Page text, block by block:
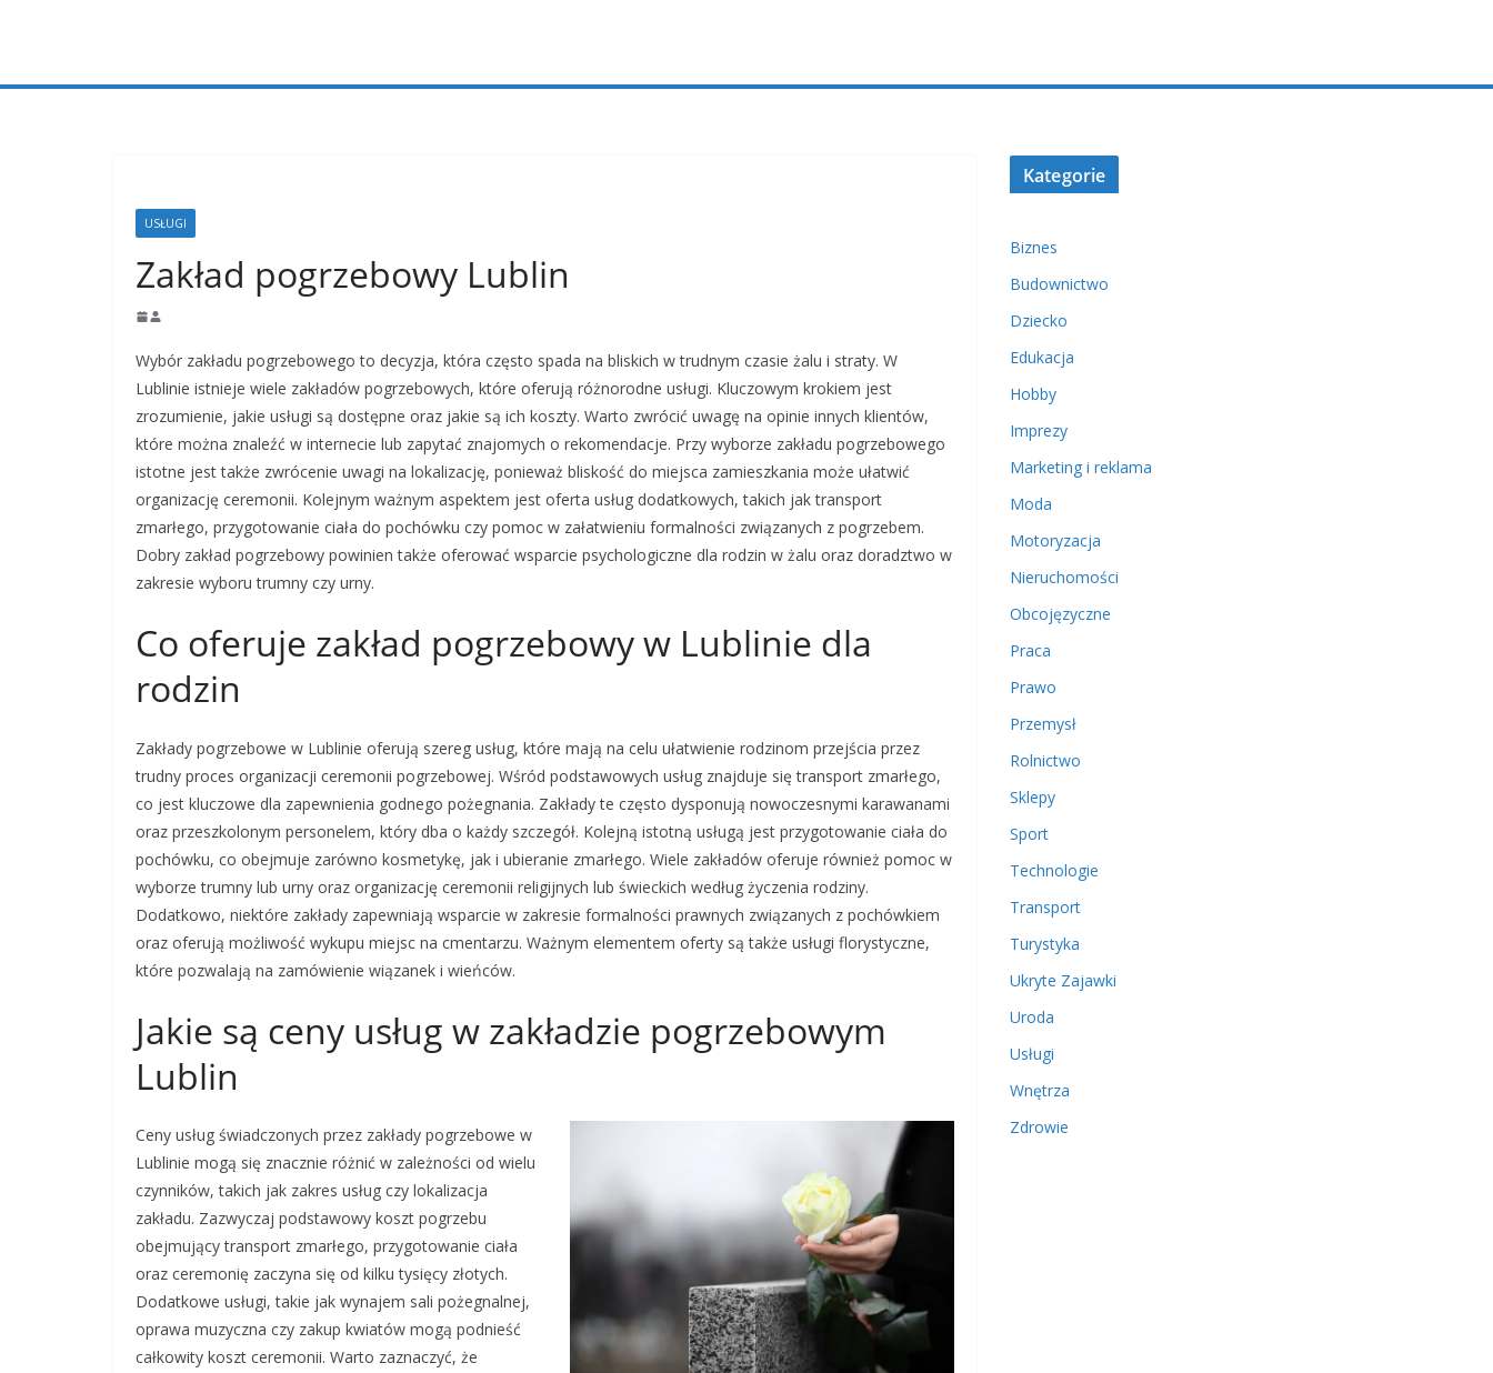
USŁUGI
Zakład pogrzebowy Lublin
Wybór zakładu pogrzebowego to decyzja, która często spada na bliskich w trudnym czasie żalu i straty. W
Lublinie istnieje wiele zakładów pogrzebowych, które oferują różnorodne usługi. Kluczowym krokiem jest
zrozumienie, jakie usługi są dostępne oraz jakie są ich koszty. Warto zwrócić uwagę na opinie innych klientów,
które można znaleźć w internecie lub zapytać znajomych o rekomendacje. Przy wyborze zakładu pogrzebowego
istotne jest także zwrócenie uwagi na lokalizację, ponieważ bliskość do miejsca zamieszkania może ułatwić
organizację ceremonii. Kolejnym ważnym aspektem jest oferta usług dodatkowych, takich jak transport
zmarłego, przygotowanie ciała do pochówku czy pomoc w załatwieniu formalności związanych z pogrzebem.
Dobry zakład pogrzebowy powinien także oferować wsparcie psychologiczne dla rodzin w żalu oraz doradztwo w
zakresie wyboru trumny czy urny.
Co oferuje zakład pogrzebowy w Lublinie dla
rodzin
Zakłady pogrzebowe w Lublinie oferują szereg usług, które mają na celu ułatwienie rodzinom przejścia przez
trudny proces organizacji ceremonii pogrzebowej. Wśród podstawowych usług znajduje się transport zmarłego,
co jest kluczowe dla zapewnienia godnego pożegnania. Zakłady te często dysponują nowoczesnymi karawanami
oraz przeszkolonym personelem, który dba o każdy szczegół. Kolejną istotną usługą jest przygotowanie ciała do
pochówku, co obejmuje zarówno kosmetykę, jak i ubieranie zmarłego. Wiele zakładów oferuje również pomoc w
wyborze trumny lub urny oraz organizację ceremonii religijnych lub świeckich według życzenia rodziny.
Dodatkowo, niektóre zakłady zapewniają wsparcie w zakresie formalności prawnych związanych z pochówkiem
oraz oferują możliwość wykupu miejsc na cmentarzu. Ważnym elementem oferty są także usługi florystyczne,
które pozwalają na zamówienie wiązanek i wieńców.
Jakie są ceny usług w zakładzie pogrzebowym
Lublin
Ceny usług świadczonych przez zakłady pogrzebowe w
Lublinie mogą się znacznie różnić w zależności od wielu
czynników, takich jak zakres usług czy lokalizacja
zakładu. Zazwyczaj podstawowy koszt pogrzebu
obejmujący transport zmarłego, przygotowanie ciała
oraz ceremonię zaczyna się od kilku tysięcy złotych.
Dodatkowe usługi, takie jak wynajem sali pożegnalnej,
oprawa muzyczna czy zakup kwiatów mogą podnieść
całkowity koszt ceremonii. Warto zaznaczyć, że
Kategorie
Biznes
Budownictwo
Dziecko
Edukacja
Hobby
Imprezy
Marketing i reklama
Moda
Motoryzacja
Nieruchomości
Obcojęzyczne
Praca
Prawo
Przemysł
Rolnictwo
Sklepy
Sport
Technologie
Transport
Turystyka
Ukryte Zajawki
Uroda
Usługi
Wnętrza
Zdrowie